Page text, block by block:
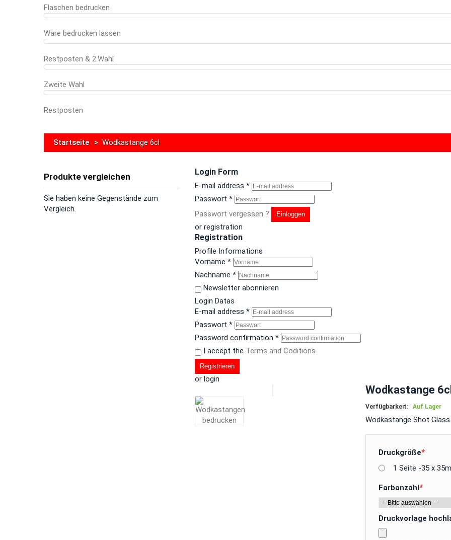
Flaschen bedrucken
Ware bedrucken lassen
Restposten & 2.Wahl
Zweite Wahl
Restposten
Startseite > Wodkastange 6cl
Login Form
E-mail address *
Passwort *
Passwort vergessen ?
Einloggen
or registration
Registration
Profile Informations
Vorname *
Nachname *
Newsletter abonnieren
Login Datas
E-mail address *
Passwort *
Password confirmation *
I accept the Terms and Coditions
Registrieren
or login
Wodkastange
Verfügbarkeit: Auf Lager
Wodkastange Shot
*
Druckgröße
1 Seite -35 x
*
Farbanzahl
Druckvorlage
Produkte vergleichen
Sie haben keine Gegenstände zum
Vergleich.